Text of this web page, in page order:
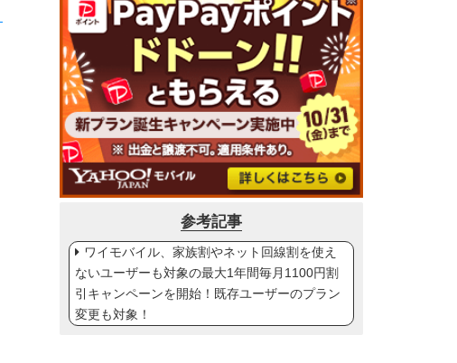
参考記事
ワイモバイル、家族割やネット回線割を使え
ないユーザーも対象の最大1年間毎月1100円割
引キャンペーンを開始！既存ユーザーのプラン
変更も対象！